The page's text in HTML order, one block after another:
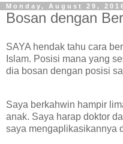
Monday, August 29,
Bosan dengan
SAYA hendak tahu cara
Islam. Posisi mana yang
dia bosan dengan posisi
Saya berkahwin hampir
anak. Saya harap doktor
saya mengaplikasikannya